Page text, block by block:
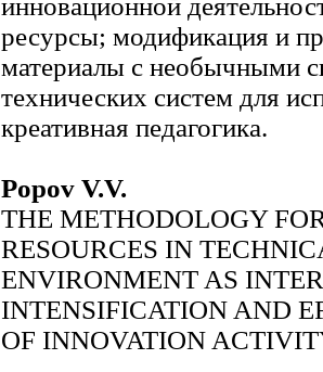
инновационной
ресурсы; модификация и
материалы с необычными
технических систем для
креативная педагогика.
Popov V.V.
THE METHODOLOGY
RESOURCES IN
ENVIRONMENT AS
INTENSIFICATION AND
OF INNOVATION